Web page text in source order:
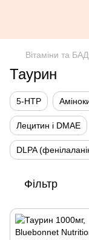
Вітаміни та
Таурин
5-HTP
Лецитин і DMAE
DLPA
Фільтр